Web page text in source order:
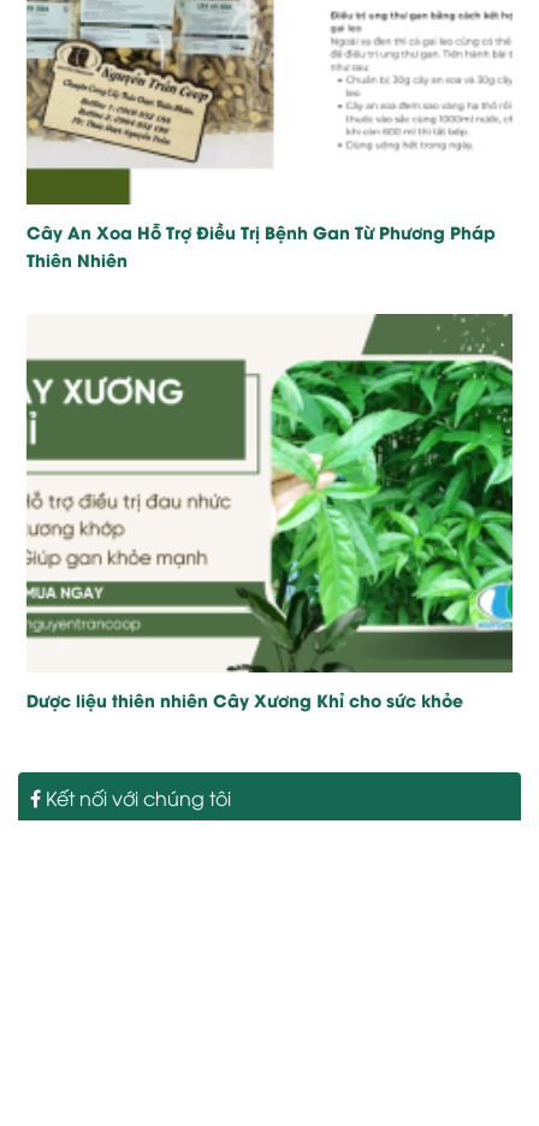
Cây An Xoa Hỗ Trợ Điều Trị Bệnh Gan Từ Phương Pháp
Thiên Nhiên
Dược liệu thiên nhiên Cây Xương Khỉ cho sức khỏe
Kết nối với chúng tôi